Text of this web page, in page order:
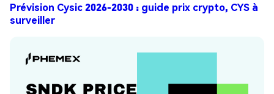
Prévision Cysic 2026-2030 : guide prix crypto, CYS à
surveiller